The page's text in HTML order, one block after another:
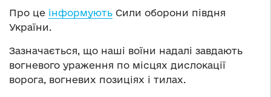
Про це інформують Сили оборони півдня
України.
Зазначається, що наші воїни надалі завдають
вогневого ураження по місцях дислокації
ворога, вогневих позиціях і тилах.